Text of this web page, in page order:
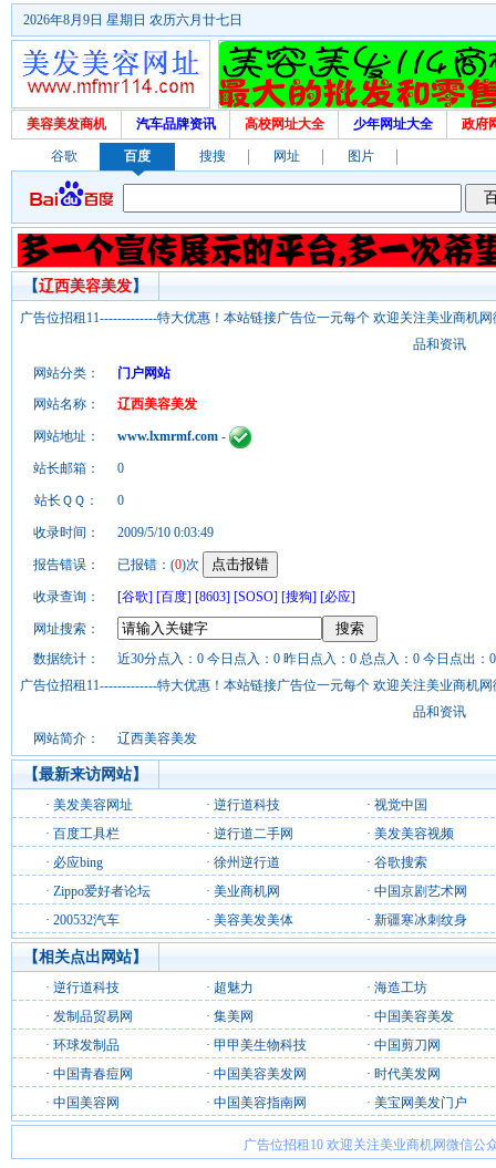
2026年8月9日 星期日 农历六月廿七日
美容美发商机 汽车品牌资讯 高校网址大全 少年网址大全 政府
谷歌 百度 搜搜 网址 图片
【辽西美容美发】
广告位招租11-------------特大优惠！本站链接广告位一元每个 欢迎关注美业商机
品和资讯
网站分类：
门户网站
网站名称：
辽西美容美发
网站地址： www.lxmrmf.com -
站长邮箱： 0
站长ＱＱ： 0
收录时间： 2009/5/10 0:03:49
报告错误： 已报错：(0)次
收录查询： [谷歌] [百度] [8603] [SOSO] [搜狗] [必应]
网址搜索：
数据统计：
近30分点入：0 今日点入：0 昨日点入：0 总点入：0 今日点出：
广告位招租11-------------特大优惠！本站链接广告位一元每个 欢迎关注美业商机
品和资讯
网站简介：
辽西美容美发
【最新来访网站】
· 美发美容网址 · 逆行道科技 · 视觉中国
· 百度工具栏 · 逆行道二手网 · 美发美容视频
· 必应bing · 徐州逆行道 · 谷歌搜索
· Zippo爱好者论坛 · 美业商机网 · 中国京剧艺术网
· 200532汽车 · 美容美发美体 · 新疆寒冰刺纹身
【相关点出网站】
· 逆行道科技 · 超魅力 · 海造工坊
· 发制品贸易网 · 集美网 · 中国美容美发
· 环球发制品 · 甲甲美生物科技 · 中国剪刀网
· 中国青春痘网 · 中国美容美发网 · 时代美发网
· 中国美容网 · 中国美容指南网 · 美宝网美发门户
广告位招租10 欢迎关注美业商机网微信公